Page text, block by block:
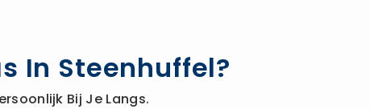
In Steenhuffel?
Bij Je Langs.